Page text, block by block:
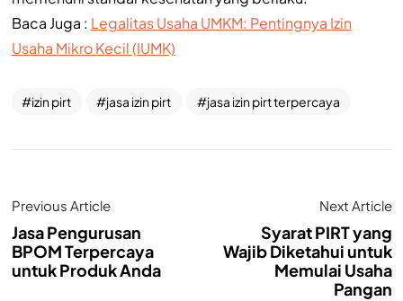
Baca Juga : Legalitas Usaha UMKM: Pentingnya Izin
Usaha Mikro Kecil (IUMK)
izin pirt jasa izin pirt jasa izin pirt terpercaya
Previous Article
Jasa Pengurusan
BPOM Terpercaya
untuk Produk Anda
Next Article
Syarat PIRT yang
Wajib Diketahui untuk
Memulai Usaha
Pangan